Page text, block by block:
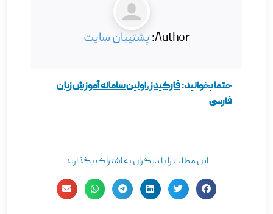
Author: پشتیبان سایت
حتما بخوانید:فارکیدز، اولین سامانه آموزش زبان
فارسی
این مطلب را با دیگران به اشتراک بگذارید